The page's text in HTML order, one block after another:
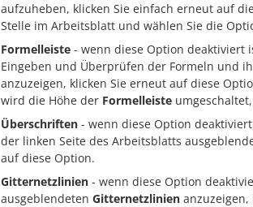
aufzuheben, klicken Sie einfach erneut auf
Stelle im Arbeitsblatt und wählen Sie die
Formelleiste - wenn diese Option deaktiviert
Eingeben und Überprüfen der Formeln und
anzuzeigen, klicken Sie erneut auf diese
wird die Höhe der Formelleiste
Überschriften - wenn diese Option
der linken Seite des Arbeitsblatts
auf diese Option.
Gitternetzlinien - wenn diese Option
ausgeblendeten Gitternetzlinien